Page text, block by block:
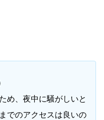
め、夜中に騒がしいと
でのアクセスは良いの